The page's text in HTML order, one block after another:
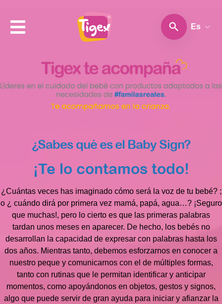
Es
¿Sabes qué es el Baby Sign?
¡Te lo contamos todo!
¿Cuántas veces has imaginado cómo será la voz de tu bebé? ;
o ¿ cuándo dirá por primera vez mamá, papá, agua…? ¡Seguro
que muchas!, pero lo cierto es que las primeras palabras
tardan unos meses en aparecer. De hecho, los bebés no
desarrollan la capacidad de expresar con palabras hasta los
dos años. Mientras tanto, debemos esforzarnos en conocer a
nuestro peque y comunicarnos con el de múltiples formas,
tanto con rutinas que le permitan identificar y anticipar
momentos, como apoyándonos en objetos, gestos y signos,
algo que puede servir de gran ayuda para iniciar y afianzar la